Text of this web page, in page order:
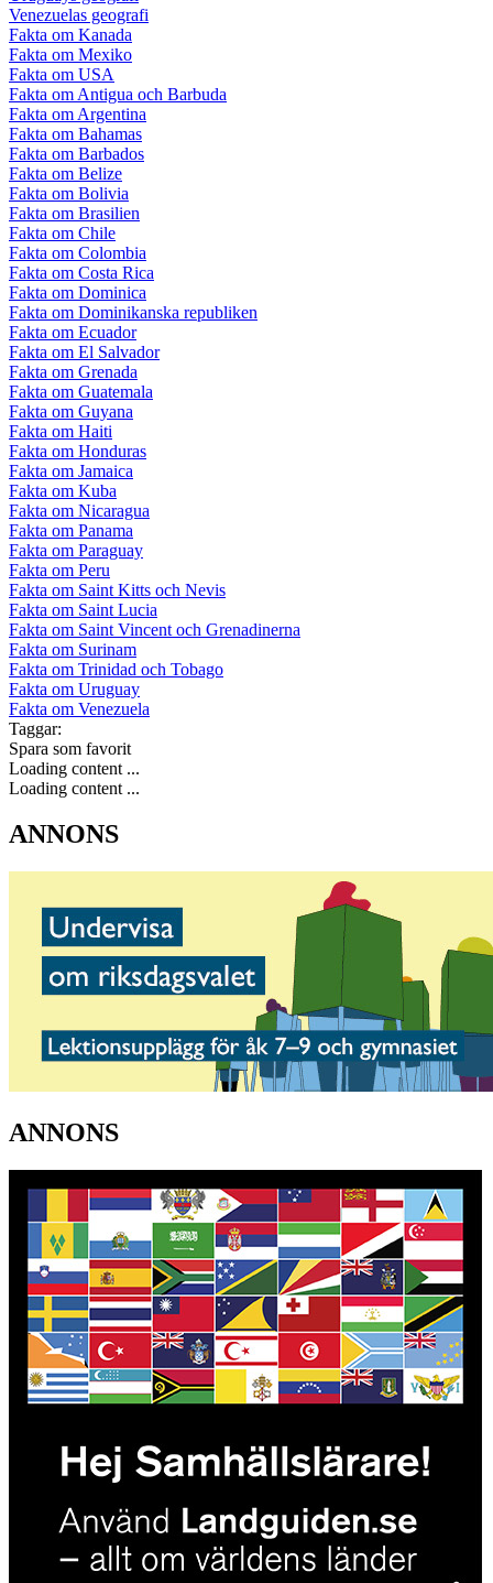
Venezuelas geografi
Fakta om Kanada
Fakta om Mexiko
Fakta om USA
Fakta om Antigua och Barbuda
Fakta om Argentina
Fakta om Bahamas
Fakta om Barbados
Fakta om Belize
Fakta om Bolivia
Fakta om Brasilien
Fakta om Chile
Fakta om Colombia
Fakta om Costa Rica
Fakta om Dominica
Fakta om Dominikanska republiken
Fakta om Ecuador
Fakta om El Salvador
Fakta om Grenada
Fakta om Guatemala
Fakta om Guyana
Fakta om Haiti
Fakta om Honduras
Fakta om Jamaica
Fakta om Kuba
Fakta om Nicaragua
Fakta om Panama
Fakta om Paraguay
Fakta om Peru
Fakta om Saint Kitts och Nevis
Fakta om Saint Lucia
Fakta om Saint Vincent och Grenadinerna
Fakta om Surinam
Fakta om Trinidad och Tobago
Fakta om Uruguay
Fakta om Venezuela
Taggar:
Spara som favorit
Loading content ...
Loading content ...
ANNONS
ANNONS